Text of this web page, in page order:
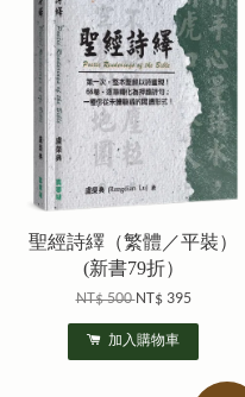
聖經詩繹（繁體／平裝）
(新書79折）
NT$ 500NT$ 395
加入購物車